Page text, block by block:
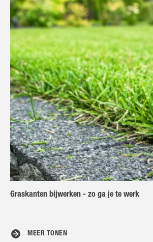
Graskanten bijwerken - zo ga je te werk
MEER TONEN